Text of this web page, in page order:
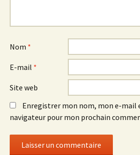
Nom *
E-mail *
Site web
Enregistrer mon nom, mon e-mail
navigateur pour mon prochain